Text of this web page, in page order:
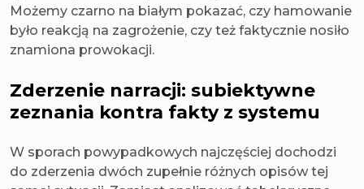
Możemy czarno na białym pokazać, czy hamowanie
było reakcją na zagrożenie, czy też faktycznie nosiło
znamiona prowokacji.
Zderzenie narracji: subiektywne
zeznania kontra fakty z systemu
W sporach powypadkowych najczęściej dochodzi
do zderzenia dwóch zupełnie różnych opisów tej